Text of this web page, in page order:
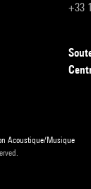
+33
Acoustique/Musique